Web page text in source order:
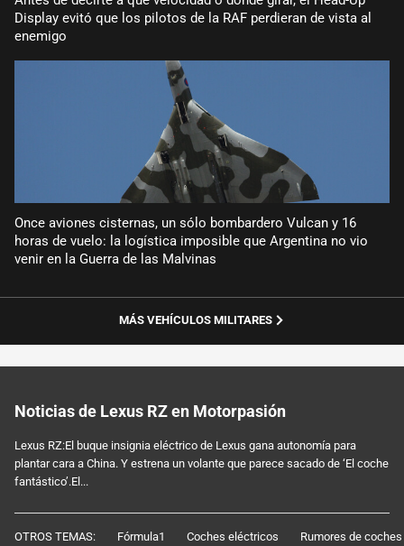
Display evitó que los pilotos de la RAF perdieran de vista al
enemigo
Once aviones cisternas, un sólo bombardero Vulcan y 16
horas de vuelo: la logística imposible que Argentina no vio
venir en la Guerra de las Malvinas
MÁS VEHÍCULOS MILITARES
Noticias de Lexus RZ en Motorpasión
Lexus RZ:El buque insignia eléctrico de Lexus gana autonomía para
plantar cara a China. Y estrena un volante que parece sacado de ‘El coche
fantástico’.El...
OTROS TEMAS: Fórmula1 Coches eléctricos Rumores de coches